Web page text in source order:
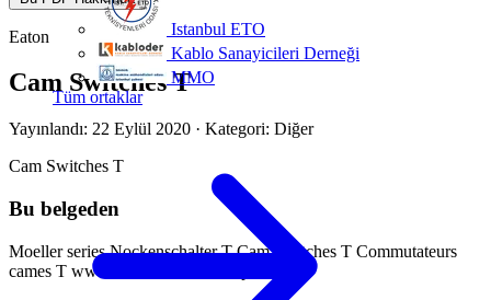
Istanbul ETO
Kablo Sanayicileri Derneği
MMO
Tüm ortaklar
Eaton
Cam Switches T
Yayınlandı: 22 Eylül 2020 · Kategori: Diğer
Cam Switches T
Bu belgeden
Moeller series Nockenschalter T Cam Switches T Commutateurs
cames T www.eaton.com/moellerproducts